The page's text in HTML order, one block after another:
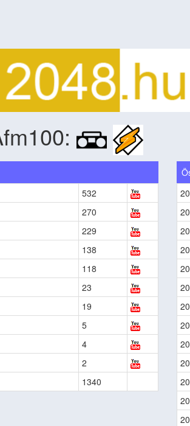
532
270
229
138
118
23
19
5
4
2
1340